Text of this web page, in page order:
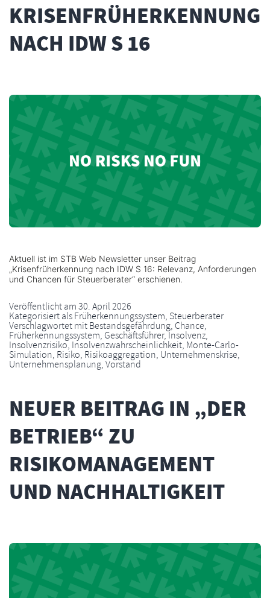
KRISENFRÜHERKENNUNG
NACH IDW S 16
Aktuell ist im STB Web Newsletter unser Beitrag
„Krisenfrüherkennung nach IDW S 16: Relevanz, Anforderungen
und Chancen für Steuerberater“ erschienen.
Veröffentlicht am30. April 2026
Kategorisiert alsFrüherkennungssystem, Steuerberater
Verschlagwortet mitBestandsgefährdung, Chance,
Früherkennungssystem, Geschäftsführer,Insolvenz,
Insolvenzrisiko, Insolvenzwahrscheinlichkeit, Monte-Carlo-
Simulation, Risiko, Risikoaggregation, Unternehmenskrise,
Unternehmensplanung,Vorstand
NEUER BEITRAG IN „DER
BETRIEB“ ZU
RISIKOMANAGEMENT
UND NACHHALTIGKEIT